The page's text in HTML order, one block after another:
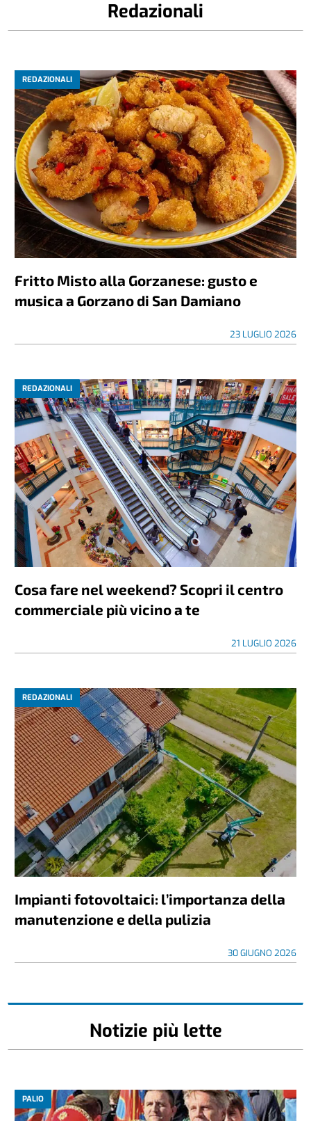
Redazionali
REDAZIONALI
Fritto Misto alla Gorzanese: gusto e
musica a Gorzano di San Damiano
23 LUGLIO 2026
REDAZIONALI
Cosa fare nel weekend? Scopri il centro
commerciale più vicino a te
21 LUGLIO 2026
REDAZIONALI
Impianti fotovoltaici: l’importanza della
manutenzione e della pulizia
30 GIUGNO 2026
Notizie più lette
PALIO